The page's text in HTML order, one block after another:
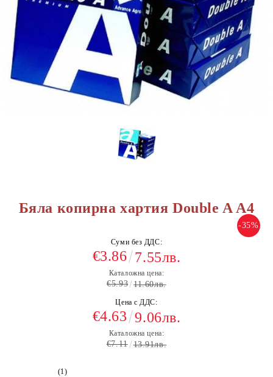
Бяла копирна хартия Double A A4
-35%
Суми без ДДС:
€3.86 7.55лв.
Каталожна цена:
€5.93 11.60лв.
Цена с ДДС:
€4.63 9.06лв.
Каталожна цена:
€7.11 13.91лв.
(1)